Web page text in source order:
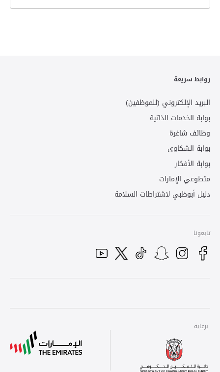
روابط سريعة
البريد الإلكتروني (للموظفين)
بوابة الخدمات الذاتية
وظائف شاغرة
بوابة الشكاوى
بوابة الأفكار
متطوعي الإمارات
دليل أبوظبي لاشتراطات السلامة
تابعونا
Facebook
Instagram
Snapchat
Tiktok
Twitter
Youtube
برعاية
برعاية